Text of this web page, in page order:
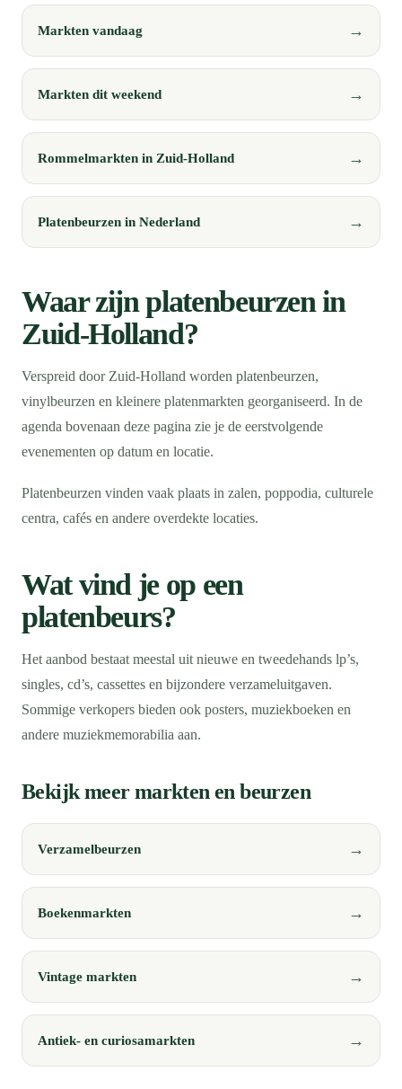
Markten vandaag
Markten dit weekend
Rommelmarkten in Zuid-Holland
Platenbeurzen in Nederland
Waar zijn platenbeurzen in
Zuid-Holland?
Verspreid door Zuid-Holland worden platenbeurzen,
vinylbeurzen en kleinere platenmarkten georganiseerd. In de
agenda bovenaan deze pagina zie je de eerstvolgende
evenementen op datum en locatie.
Platenbeurzen vinden vaak plaats in zalen, poppodia, culturele
centra, cafés en andere overdekte locaties.
Wat vind je op een
platenbeurs?
Het aanbod bestaat meestal uit nieuwe en tweedehands lp’s,
singles, cd’s, cassettes en bijzondere verzameluitgaven.
Sommige verkopers bieden ook posters, muziekboeken en
andere muziekmemorabilia aan.
Bekijk meer markten en beurzen
Verzamelbeurzen
Boekenmarkten
Vintage markten
Antiek- en curiosamarkten